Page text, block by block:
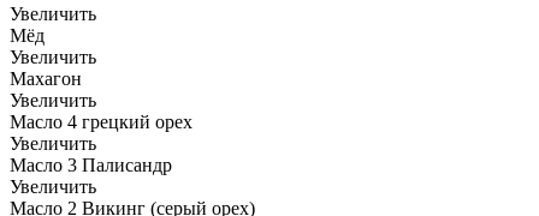
Увеличить
Мёд
Увеличить
Махагон
Увеличить
Масло 4 грецкий орех
Увеличить
Масло 3 Палисандр
Увеличить
Масло 2 Викинг (серый орех)